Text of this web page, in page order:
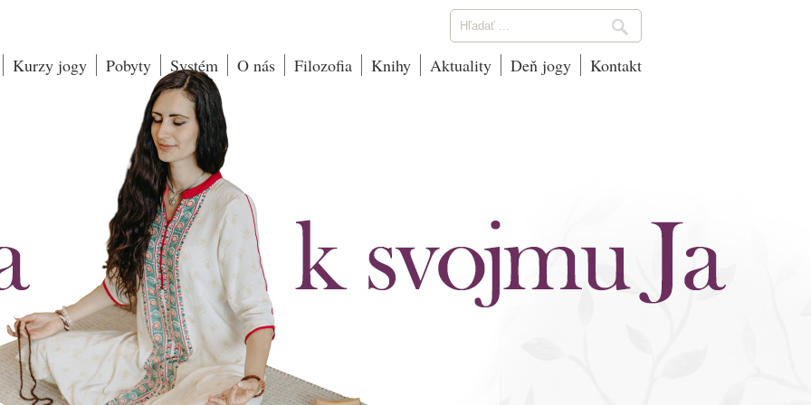
Kurzy jogy Pobyty Systém O nás Filozofia Knihy Aktuality Deň jogy Kontakt